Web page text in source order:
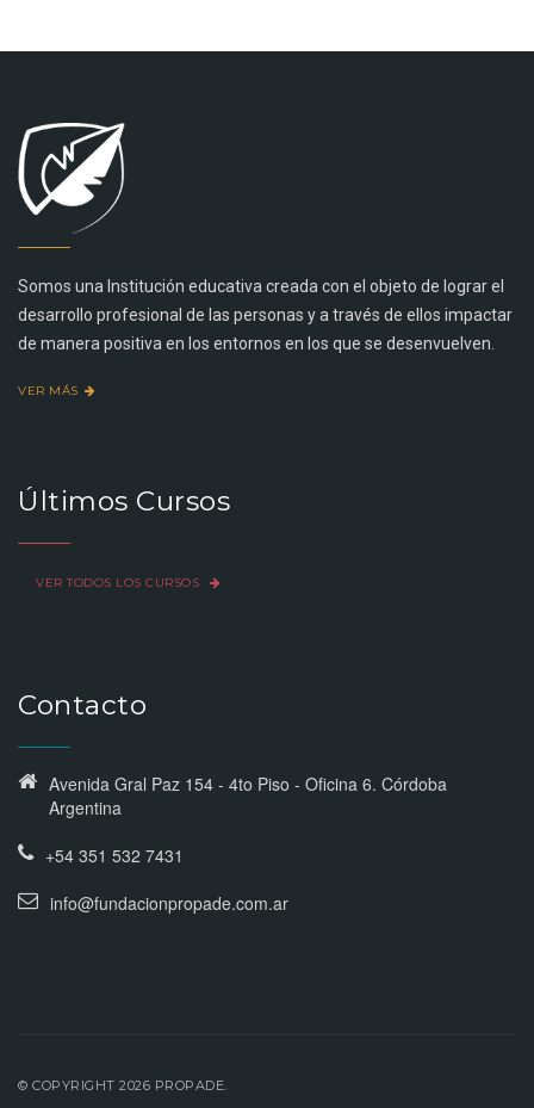
Somos una Institución educativa creada con el objeto de lograr el
desarrollo profesional de las personas y a través de ellos impactar
de manera positiva en los entornos en los que se desenvuelven.
VER MÁS
Últimos Cursos
VER TODOS LOS CURSOS
Contacto
Avenida Gral Paz 154 - 4to Piso - Oficina 6. Córdoba
Argentina
+54 351 532 7431
info@fundacionpropade.com.ar
© COPYRIGHT 2026 PROPADE.